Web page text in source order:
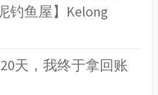
钓鱼屋】Kelong
天，我终于拿回账